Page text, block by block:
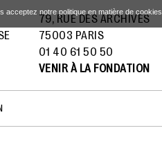
79, RUE DES ARCHIVES
75003 PARIS
01 40 61 50 50
VENIR À LA FONDATION
acceptez notre politique en matière de cookies